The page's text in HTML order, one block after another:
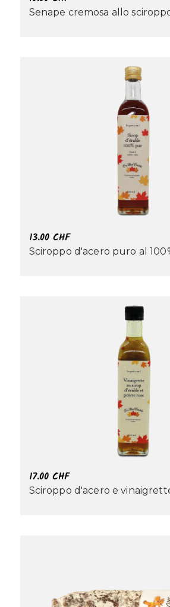
Senape cremosa allo
13.00 CHF
Sciroppo d'acero puro al
17.00 CHF
Sciroppo d'acero e